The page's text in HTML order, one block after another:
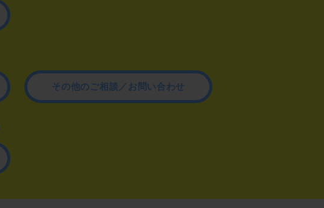
その他のご相談／お問い合わせ